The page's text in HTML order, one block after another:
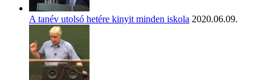
A tanév utolsó hetére kinyit minden iskola 2020.06.09.